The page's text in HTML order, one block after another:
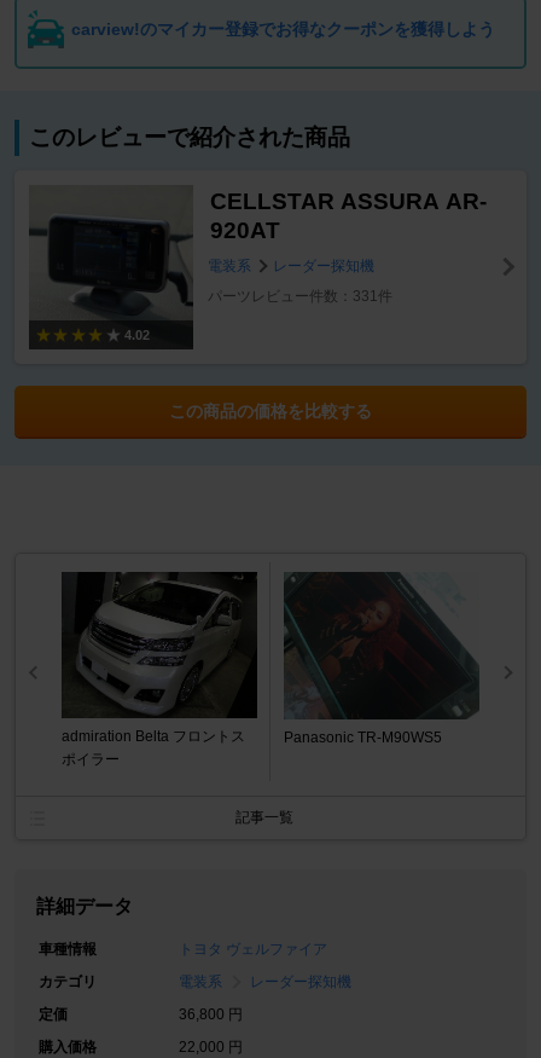
carview!のマイカー登録でお得なクーポンを獲得しよう
このレビューで紹介された商品
4.02
CELLSTAR ASSURA AR-
920AT
電装系
レーダー探知機
パーツレビュー件数：331件
この商品の価格を比較する
admiration Belta フロントス
ポイラー
Panasonic TR-M90WS5
記事一覧
詳細データ
車種情報
トヨタ ヴェルファイア
カテゴリ
電装系
レーダー探知機
定価
36,800 円
購入価格
22,000 円